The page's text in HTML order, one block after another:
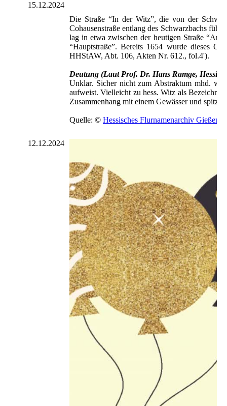
15.12.2024
Die Straße “In der Witz”, die von der
Cohausenstraße entlang des Schwarzbachs
lag in etwa zwischen der heutigen Straße “Am
“Hauptstraße”. Bereits 1654 wurde dieses
HHStAW, Abt. 106, Akten Nr. 612., fol.4').
Deutung (Laut Prof. Dr. Hans Ramge,
Unklar. Sicher nicht zum Abstraktum mhd.
aufweist. Vielleicht zu hess. Witz als
Zusammenhang mit einem Gewässer und spitz
Quelle: © Hessisches Flurnamenarchiv Gießen
12.12.2024